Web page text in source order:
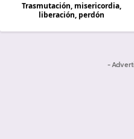
Trasmutación, misericordia,
liberación, perdón
-